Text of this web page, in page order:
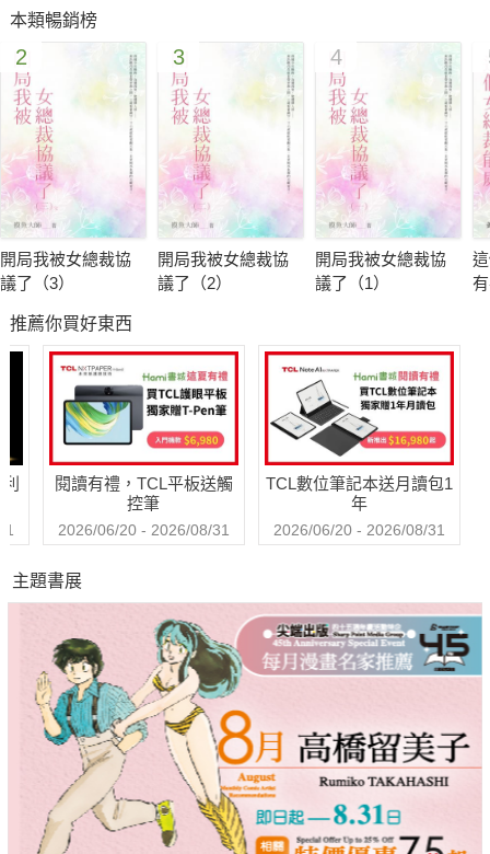
本類暢銷榜
2
開局我被女總裁協
議了（3）
3
開局我被女總裁協
議了（2）
4
開局我被女總裁協
議了（1）
推薦你買好東西
閱讀有禮，TCL平板送觸
控筆
2026/06/20 - 2026/08/31
TCL數位筆記本送月讀包1
年
2026/06/20 - 2026/08/31
主題書展